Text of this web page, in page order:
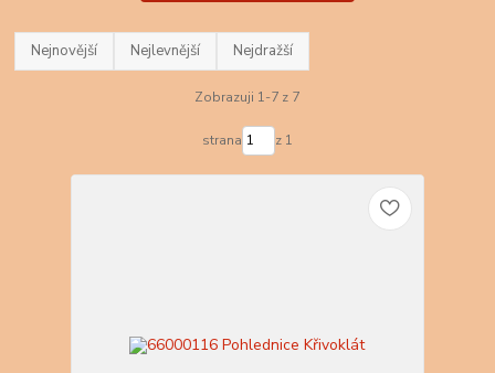
Nejnovější Nejlevnější Nejdražší
Zobrazuji 1-7 z 7
strana z 1